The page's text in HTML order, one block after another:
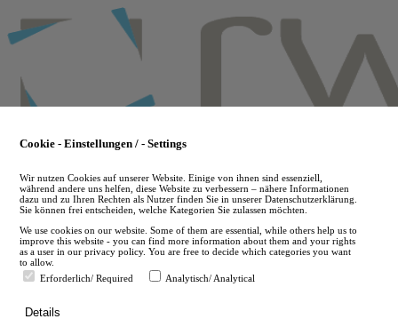
to
main
en
Cookie - Einstellungen / - Settings
Wir nutzen Cookies auf unserer Website. Einige von ihnen sind essenziell,
während andere uns helfen, diese Website zu verbessern – nähere Informationen
dazu und zu Ihren Rechten als Nutzer finden Sie in unserer Datenschutzerklärung.
Sie können frei entscheiden, welche Kategorien Sie zulassen möchten.
We use cookies on our website. Some of them are essential, while others help us to
improve this website - you can find more information about them and your rights
as a user in our privacy policy. You are free to decide which categories you want
to allow.
Erforderlich/ Required
Analytisch/ Analytical
Details